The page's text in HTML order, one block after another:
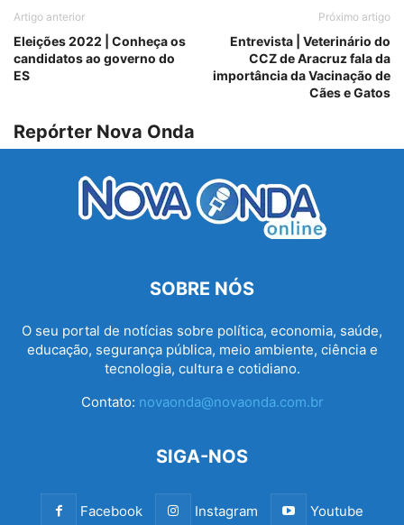
Artigo anterior
Eleições 2022 | Conheça os
candidatos ao governo do
ES
Próximo artigo
Entrevista | Veterinário do
CCZ de Aracruz fala da
importância da Vacinação de
Cães e Gatos
Repórter Nova Onda
SOBRE NÓS
O seu portal de notícias sobre política, economia, saúde,
educação, segurança pública, meio ambiente, ciência e
tecnologia, cultura e cotidiano.
Contato: novaonda@novaonda.com.br
SIGA-NOS
Facebook Instagram Youtube